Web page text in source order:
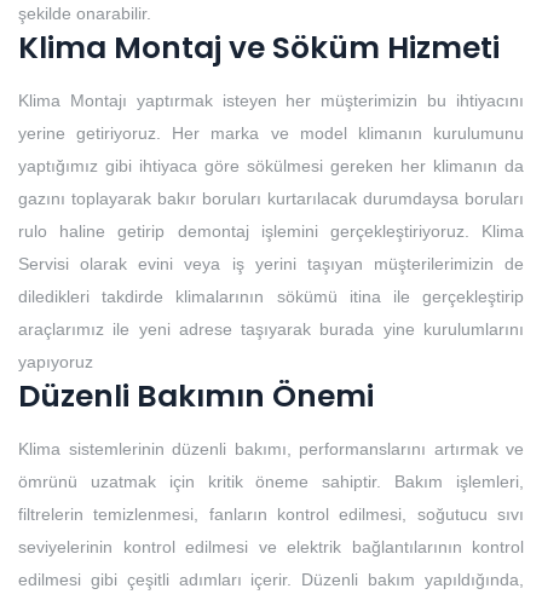
şekilde onarabilir.
Klima Montaj ve Söküm Hizmeti
Klima Montajı yaptırmak isteyen her müşterimizin bu ihtiyacını
yerine getiriyoruz. Her marka ve model klimanın kurulumunu
yaptığımız gibi ihtiyaca göre sökülmesi gereken her klimanın da
gazını toplayarak bakır boruları kurtarılacak durumdaysa boruları
rulo haline getirip demontaj işlemini gerçekleştiriyoruz. Klima
Servisi olarak evini veya iş yerini taşıyan müşterilerimizin de
diledikleri takdirde klimalarının sökümü itina ile gerçekleştirip
araçlarımız ile yeni adrese taşıyarak burada yine kurulumlarını
yapıyoruz
Düzenli Bakımın Önemi
Klima sistemlerinin düzenli bakımı, performanslarını artırmak ve
ömrünü uzatmak için kritik öneme sahiptir. Bakım işlemleri,
filtrelerin temizlenmesi, fanların kontrol edilmesi, soğutucu sıvı
seviyelerinin kontrol edilmesi ve elektrik bağlantılarının kontrol
edilmesi gibi çeşitli adımları içerir. Düzenli bakım yapıldığında,